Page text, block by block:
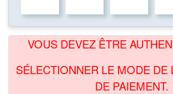
VOUS DEVEZ ÊTRE
SÉLECTIONNER LE MODE DE
DE PAIEMENT.